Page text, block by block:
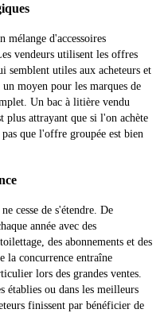
mélange d'accessoires
vendeurs utilisent les offres
semblent utiles aux acheteurs et
moyen pour les marques de
Un bac à litière vendu
plus attrayant que si l'on achète
que l'offre groupée est bien
cesse de s'étendre. De
année avec des
des abonnements et des
la concurrence entraîne
lors des grandes ventes.
établies ou dans les meilleurs
finissent par bénéficier de